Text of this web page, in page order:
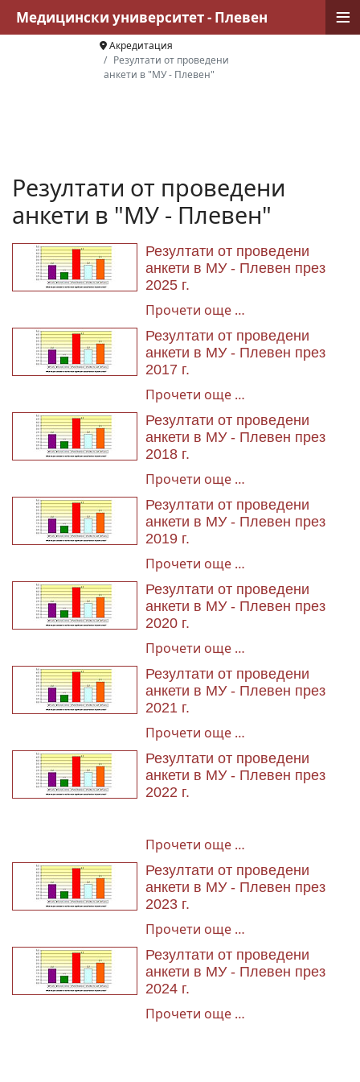
Акредитация
Резултати от проведени
анкети в "МУ - Плевен"
Резултати от проведени
анкети в "МУ - Плевен"
Резултати от проведени
анкети в МУ - Плевен през
2025 г.
Прочети още …
Резултати от проведени
анкети в МУ - Плевен през
2017 г.
Прочети още …
Резултати от проведени
анкети в МУ - Плевен през
2018 г.
Прочети още …
Резултати от проведени
анкети в МУ - Плевен през
2019 г.
Прочети още …
Резултати от проведени
анкети в МУ - Плевен през
2020 г.
Прочети още …
Резултати от проведени
анкети в МУ - Плевен през
2021 г.
Прочети още …
Резултати от проведени
анкети в МУ - Плевен през
2022 г.
Прочети още …
Резултати от проведени
анкети в МУ - Плевен през
2023 г.
Прочети още …
Резултати от проведени
анкети в МУ - Плевен през
2024 г.
Прочети още …
Медицински университет - Плевен ≡